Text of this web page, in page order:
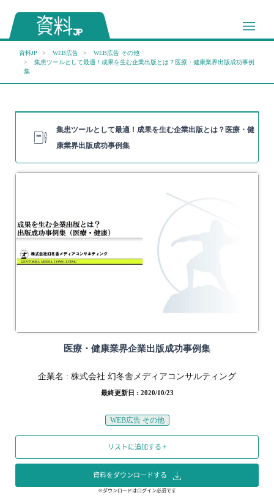
資料JP WEB広告
WEB広告 その他
集患ツールとして最適！成果を生む企業出版とは？医療・健康業界出版成功事例
集
集患ツールとして最適！成果を生む企業出版とは？医療・健
康業界出版成功事例集
医療・健康業界企業出版成功事例集
企業名 : 株式会社 幻冬舎メディアコンサルティング
最終更新日 : 2020/10/23
WEB広告 その他
リストに追加する +
資料をダウンロードする
※ダウンロードはログイン必須です